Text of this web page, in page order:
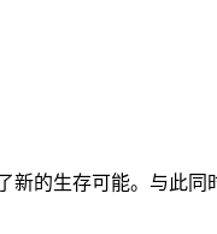
的生存可能。与此